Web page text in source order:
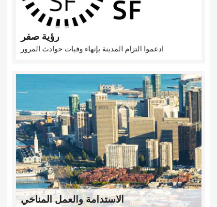
رؤية صفر
ادعموا التزام المدينة بإنهاء وفيات حوادث المرور
الاستدامة والعمل المناخي